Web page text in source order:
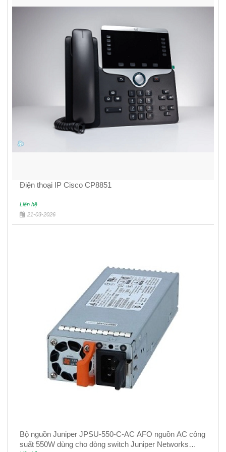
Điện thoại IP Cisco CP8851
Liên hệ
21-03-2026
Bộ nguồn Juniper JPSU-550-C-AC AFO nguồn AC công
suất 550W dùng cho dòng switch Juniper Networks